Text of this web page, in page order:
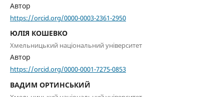
Автор
https://orcid.org/0000-0003-2361-2950
ЮЛІЯ КОШЕВКО
Хмельницький національний університет
Автор
https://orcid.org/0000-0001-7275-0853
ВАДИМ ОРТИНСЬКИЙ